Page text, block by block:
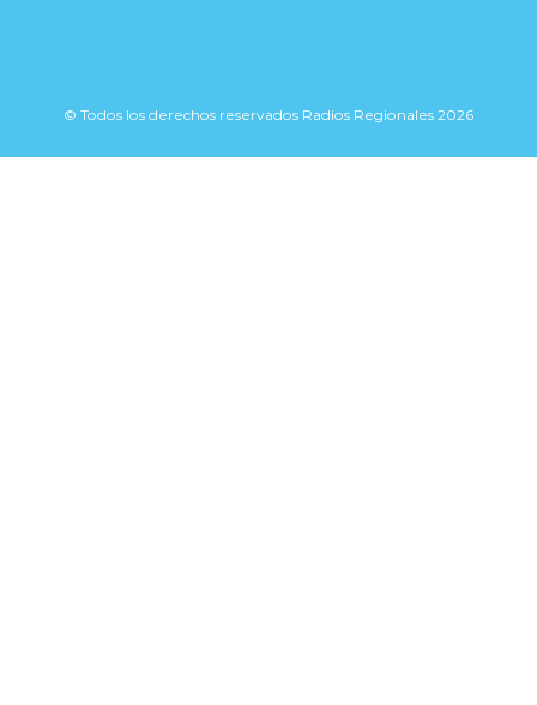
© Todos los derechos reservados Radios Regionales 2026